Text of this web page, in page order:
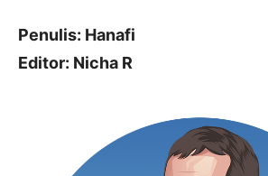
Penulis: Hanafi
Editor: Nicha R